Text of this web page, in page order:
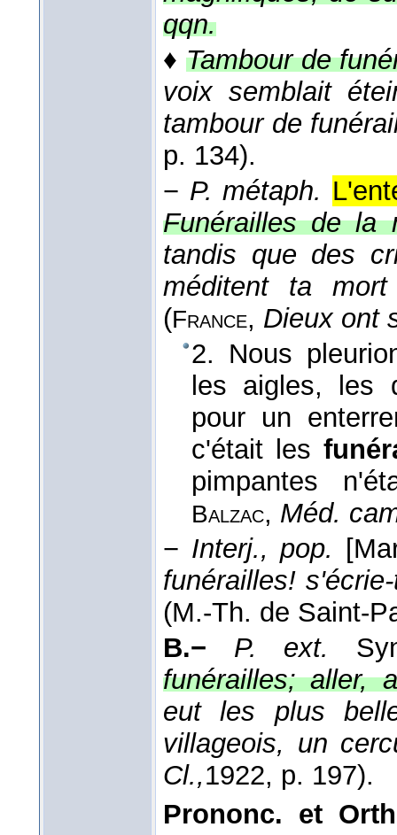
qqn.
♦Tambour de
voix semblait
tambour de
p. 134).
− P. métaph.
Funérailles de la
tandis que des
méditent ta
(France, Dieux ont
2. Nous
les aigles, les
pour un
c'était les
pimpantes
Balzac, Méd.
− Interj., pop.
funérailles!
(M.-Th. de Saint-
B.−
P. ext.
funérailles; aller,
eut les plus
villageois, un
Cl.,1922, p. 197).
Prononc. et